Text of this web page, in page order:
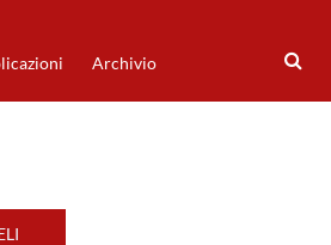
Archivio